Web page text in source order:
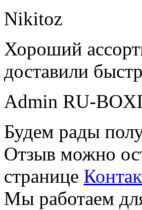
Nikitoz
Хороший
доставили
Admin RU-
Будем рады
Отзыв можно
странице
Мы работаем